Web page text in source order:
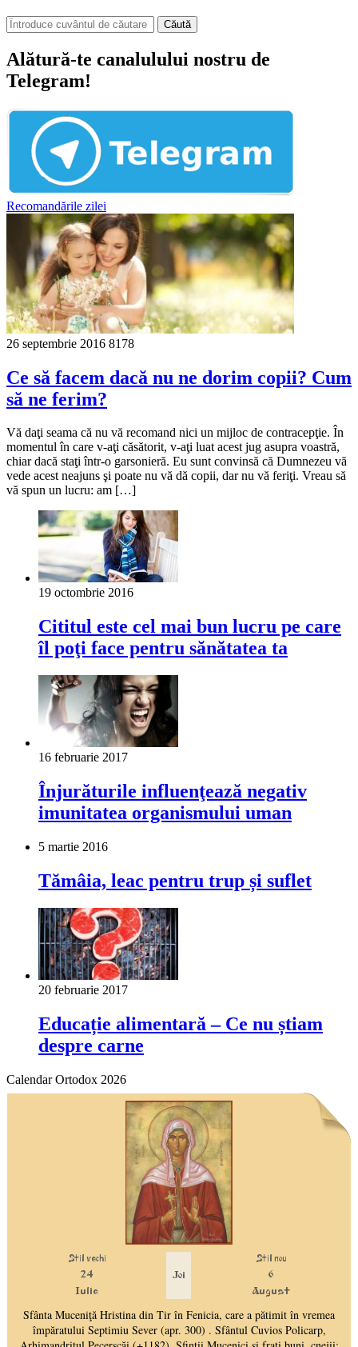
Căută
Alătură-te canalulului nostru de
Telegram!
Recomandările zilei
26 septembrie 2016 8178
Ce să facem dacă nu ne dorim copii? Cum
să ne ferim?
Vă daţi seama că nu vă recomand nici un mijloc de contracepţie. În
momentul în care v-aţi căsătorit, v-aţi luat acest jug asupra voastră,
chiar dacă staţi într-o garsonieră. Eu sunt convinsă că Dumnezeu vă
vede acest neajuns şi poate nu vă dă copii, dar nu vă feriţi. Vreau să
vă spun un lucru: am […]
19 octombrie 2016
Cititul este cel mai bun lucru pe care
îl poţi face pentru sănătatea ta
16 februarie 2017
Înjurăturile influenţează negativ
imunitatea organismului uman
5 martie 2016
Tămâia, leac pentru trup și suflet
20 februarie 2017
Educație alimentară – Ce nu știam
despre carne
Calendar Ortodox 2026